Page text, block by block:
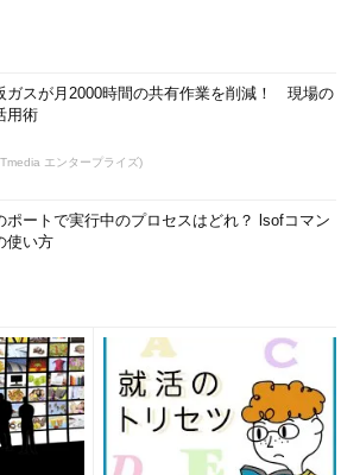
ガスが月2000時間の共有作業を削減！ 現場の
用術
エンタープライズ)
ポートで実行中のプロセスはどれ？ lsofコマン
使い方